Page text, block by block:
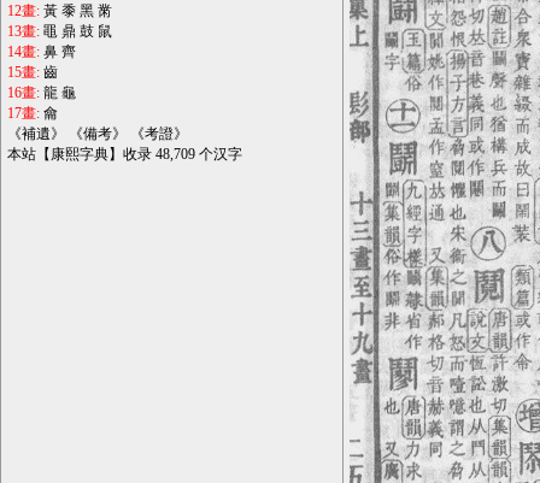
12畫: 黃 黍 黑 黹
13畫: 黽 鼎 鼓 鼠
14畫: 鼻 齊
15畫: 齒
16畫: 龍 龜
17畫: 龠
《補遺》 《備考》 《考證》
本站【康熙字典】收录 48,709 个汉字